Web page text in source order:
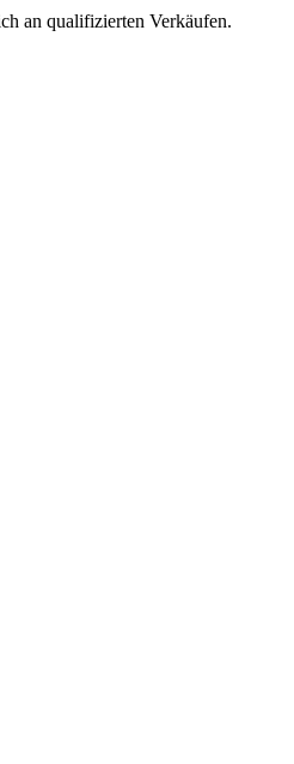
an qualifizierten Verkäufen.